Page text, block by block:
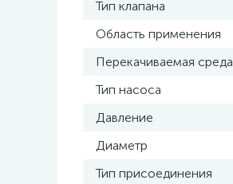
Тип клапана
Область применения
Перекачиваемая среда
Тип насоса
Давление
Диаметр
Тип присоединения